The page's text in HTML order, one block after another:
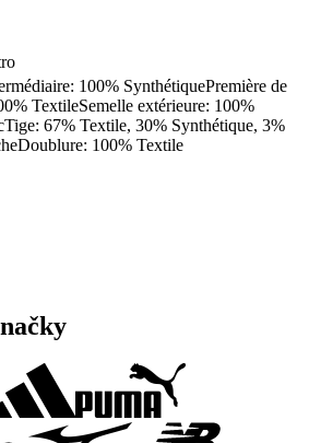
100% SynthétiquePremière de
TextileSemelle extérieure: 100%
67% Textile, 30% Synthétique, 3%
100% Textile